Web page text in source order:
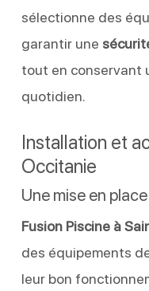
sélectionne des
garantir une
tout en conservant
quotidien.
Installation et
Occitanie
Une mise en
Fusion Piscine à
des équipements
leur bon